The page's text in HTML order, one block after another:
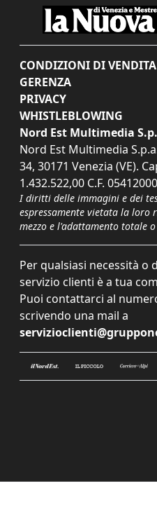
CONDIZIONI DI VENDITA
GERENZA
PRIVACY
WHISTLEBLOWING
Nord Est Multimedia
Nord Est Multimedia
34, 30171 Venezia (VE).
1.432.522,00 C.F.
I diritti delle immagini e dei
espressamente vietata la loro
mezzo e l'adattamento totale
Per qualsiasi necessità o
servizio clienti è a tua
Puoi contattarci al
scrivendo una mail a